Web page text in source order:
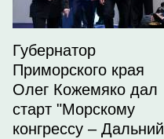
Губернатор
Приморского края
Олег Кожемяко дал
старт "Морскому
конгрессу – Дальний